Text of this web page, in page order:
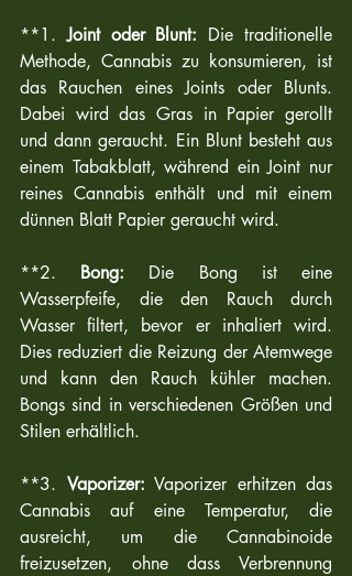
**1. Joint oder Blunt: Die traditionelle
Methode, Cannabis zu konsumieren, ist
das Rauchen eines Joints oder Blunts.
Dabei wird das Gras in Papier gerollt
und dann geraucht. Ein Blunt besteht aus
einem Tabakblatt, während ein Joint nur
reines Cannabis enthält und mit einem
dünnen Blatt Papier geraucht wird.
**2. Bong: Die Bong ist eine
Wasserpfeife, die den Rauch durch
Wasser filtert, bevor er inhaliert wird.
Dies reduziert die Reizung der Atemwege
und kann den Rauch kühler machen.
Bongs sind in verschiedenen Größen und
Stilen erhältlich.
**3. Vaporizer: Vaporizer erhitzen das
Cannabis auf eine Temperatur, die
ausreicht, um die Cannabinoide
freizusetzen, ohne dass Verbrennung